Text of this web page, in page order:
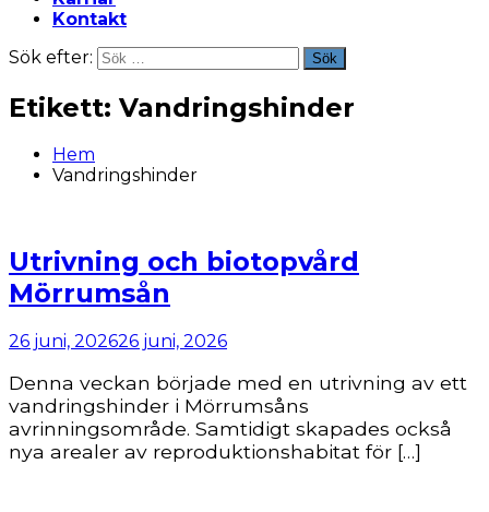
Kontakt
Sök efter:
Sök
Etikett: Vandringshinder
Hem
Vandringshinder
Utrivning och biotopvård
Mörrumsån
26 juni, 202626 juni, 2026
Denna veckan började med en utrivning av ett
vandringshinder i Mörrumsåns
avrinningsområde. Samtidigt skapades också
nya arealer av reproduktionshabitat för […]